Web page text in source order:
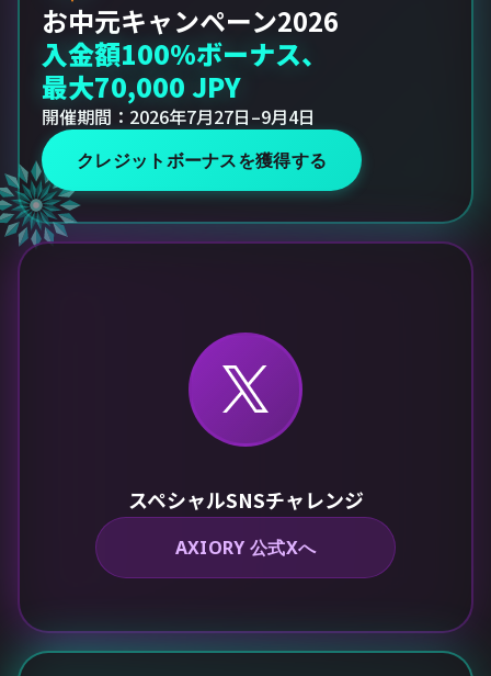
お中元キャンペーン2026
入金額100%ボーナス、
最大70,000 JPY
開催期間：2026年7月27日–9月4日
クレジットボーナスを獲得する
スペシャルSNSチャレンジ
AXIORY 公式Xへ